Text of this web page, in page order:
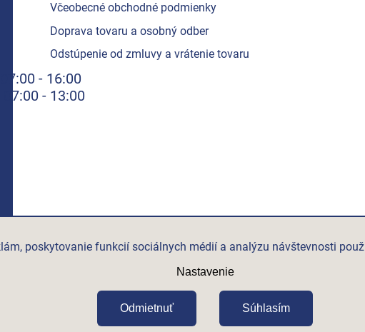
poskytovanie funkcií sociálnych médií a analýzu návštevnosti
Nastavenie
Odmietnuť Súhlasím
Včeobecné obchodné podmienky
Doprava tovaru a osobný odber
Odstúpenie od zmluvy a vrátenie tovaru
07:00 - 16:00
07:00 - 13:00